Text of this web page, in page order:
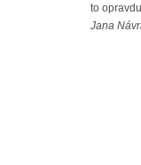
to
Jana